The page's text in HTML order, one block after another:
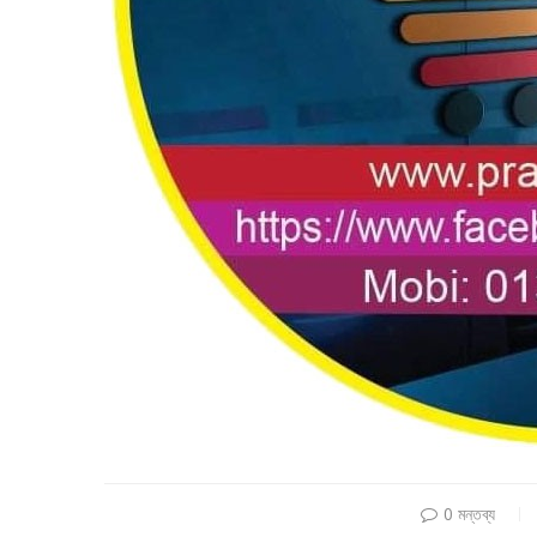
0 মন্তব্য